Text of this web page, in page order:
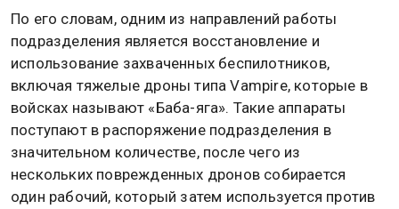
По его словам, одним из направлений работы
подразделения является восстановление и
использование захваченных беспилотников,
включая тяжелые дроны типа Vampire, которые в
войсках называют «Баба-яга». Такие аппараты
поступают в распоряжение подразделения в
значительном количестве, после чего из
нескольких поврежденных дронов собирается
один рабочий, который затем используется против